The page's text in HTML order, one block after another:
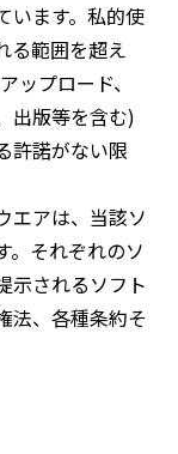
います。私的使
る範囲を超え
ップロード、
出版等を含む)
許諾がない限
エアは、当該ソ
。それぞれのソ
示されるソフト
法、各種条約そ